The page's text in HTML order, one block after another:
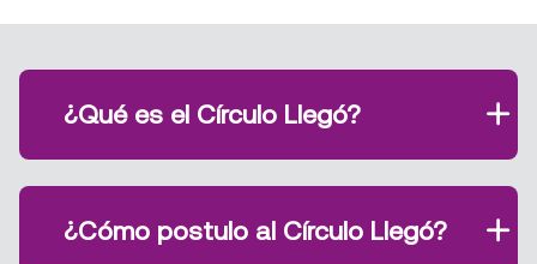
¿Qué es el Círculo Llegó?
¿Cómo postulo al Círculo Llegó?